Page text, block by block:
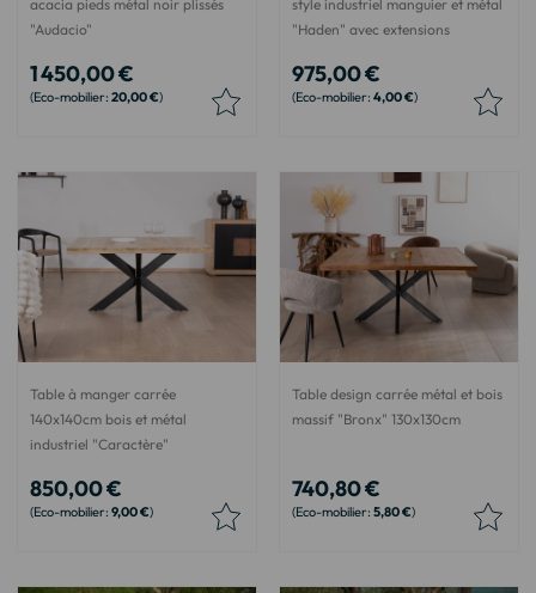
acacia pieds métal noir plissés
"Audacio"
1 450,00 €
20,00 €
style industriel manguier et métal
"Haden" avec extensions
975,00 €
4,00 €
Table à manger carrée
140x140cm bois et métal
industriel "Caractère"
850,00 €
9,00 €
Table design carrée métal et bois
massif "Bronx" 130x130cm
740,80 €
5,80 €